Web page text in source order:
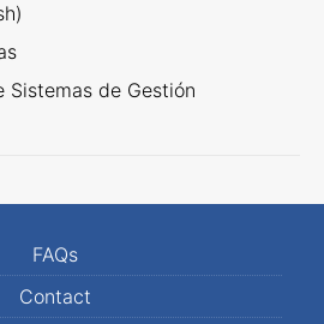
de Gestión
FAQs
Contact